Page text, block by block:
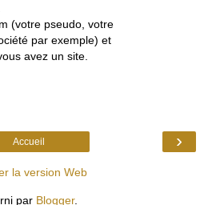
(votre pseudo, votre
par exemple) et
avez un site.
›
Accueil
la version Web
par Blogger.